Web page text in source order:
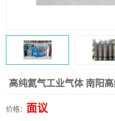
高纯氦气工业气体 南阳
价格： 面议